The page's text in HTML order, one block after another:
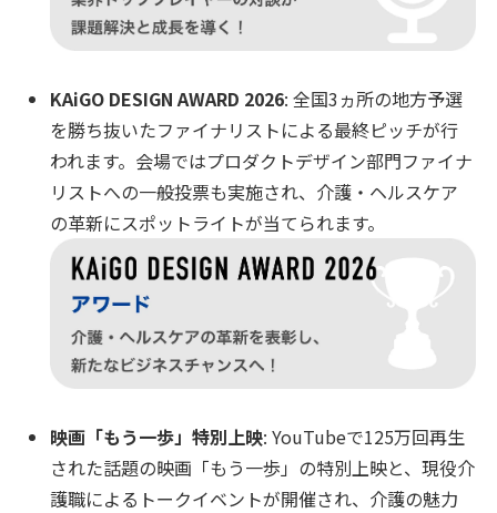
KAiGO DESIGN AWARD 2026: 全国3ヵ所の地方予選
を勝ち抜いたファイナリストによる最終ピッチが行
われます。会場ではプロダクトデザイン部門ファイナ
リストへの一般投票も実施され、介護・ヘルスケア
の革新にスポットライトが当てられます。
映画「もう一歩」特別上映: YouTubeで125万回再生
された話題の映画「もう一歩」の特別上映と、現役介
護職によるトークイベントが開催され、介護の魅力